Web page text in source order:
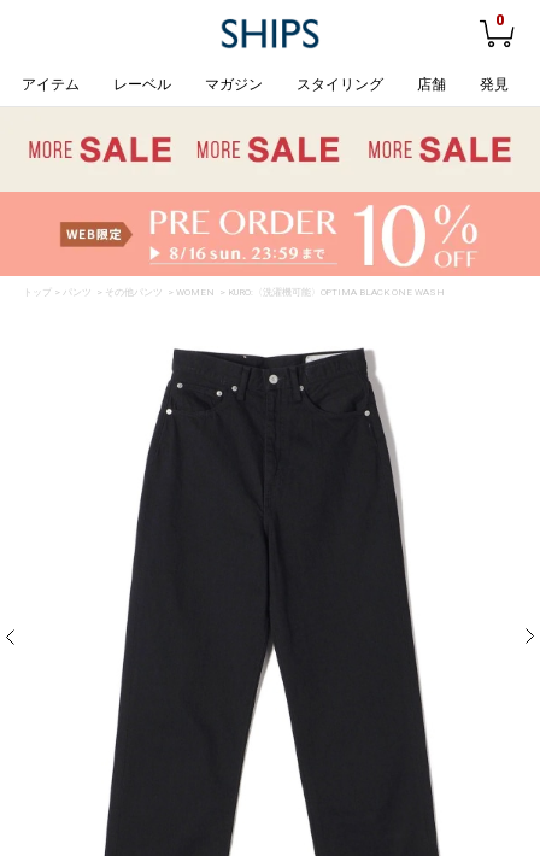
0
アイテム レーベル マガジン スタイリング 店舗 発見
トップ > パンツ > その他パンツ > WOMEN > KURO:〈洗濯機可能〉OPTIMA BLACK ONE WASH